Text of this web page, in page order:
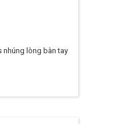
nhúng lòng bàn tay